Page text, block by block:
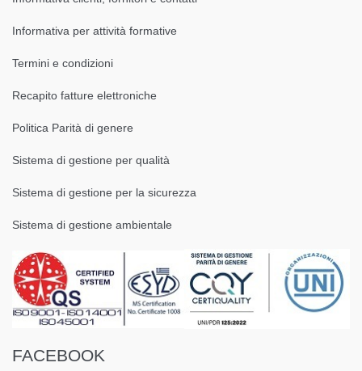
Informativa per attività formative
Termini e condizioni
Recapito fatture elettroniche
Politica Parità di genere
Sistema di gestione per qualità
Sistema di gestione per la sicurezza
Sistema di gestione ambientale
FACEBOOK